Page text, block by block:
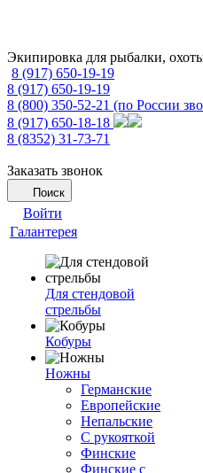
Экипировка для рыбалки,
8 (917) 650-19-19
8 (917) 650-19-19
8 (800) 350-52-21 (по России
8 (917) 650-18-18
8 (8352) 31-73-71
Заказать звонок
Поиск
Войти
Галантерея
Для стендовой
стрельбы
Кобуры
Ножны
Германские
Европейские
Непальские
С рукояткой
Финские
Финские с